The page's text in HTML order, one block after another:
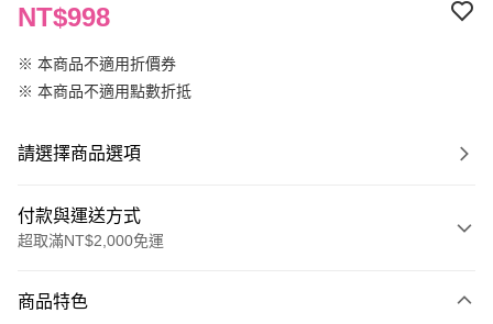
NT$998
※ 本商品不適用折價券
※ 本商品不適用點數折抵
請選擇商品選項
付款與運送方式
超取滿NT$2,000免運
信用卡一次付款
商品特色